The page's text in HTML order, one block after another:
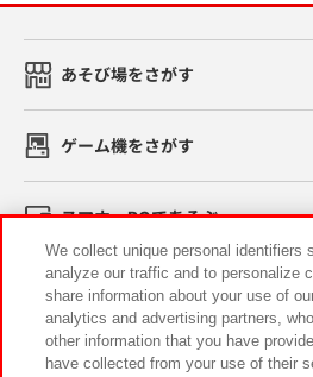
あそび場をさがす
ゲーム機をさがす
スマホ・PCであそぶ
イベント・キャンペーン
We collect unique personal identifiers
analyze our traffic and to personalize
share information about your use of
analytics and advertising partners,
other information that you have
have collected from your use of their